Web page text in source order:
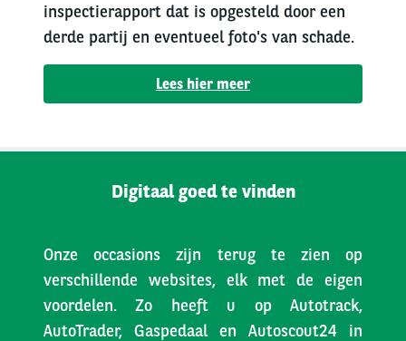
inspectierapport dat is opgesteld door een
derde partij en eventueel foto's van schade.
Lees hier meer
Digitaal goed te vinden
Onze occasions zijn terug te zien op
verschillende websites, elk met de eigen
voordelen. Zo heeft u op Autotrack,
AutoTrader, Gaspedaal en Autoscout24 in